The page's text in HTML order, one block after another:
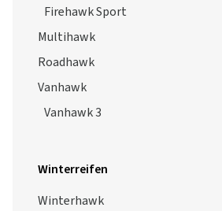
Firehawk Sport
Multihawk
Roadhawk
Vanhawk
Vanhawk 3
Winterreifen
Winterhawk